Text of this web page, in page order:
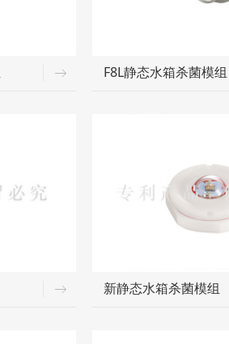
F8L静态水箱杀菌模组
新静态水箱杀菌模组